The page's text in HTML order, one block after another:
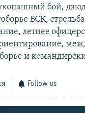
бой,
ВСК,
летнее
и
Follow us